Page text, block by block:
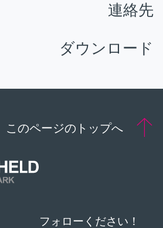
連絡先
ダウンロード
このページのトップへ
フォローください！